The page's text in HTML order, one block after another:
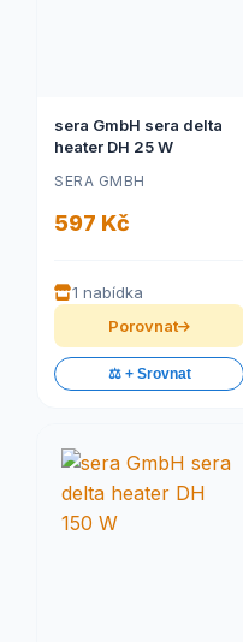
sera GmbH sera delta
heater DH 25 W
SERA GMBH
597 Kč
1 nabídka
Porovnat
⚖️ + Srovnat